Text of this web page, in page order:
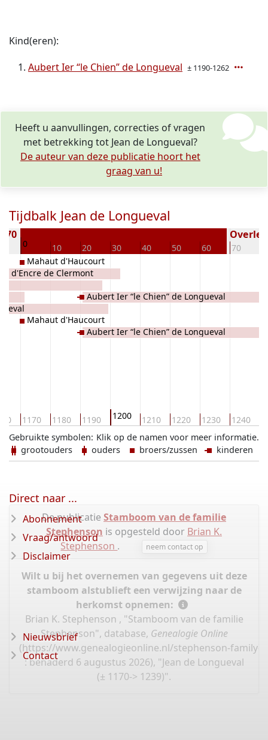
Kind(eren):
Aubert Ier “le Chien” de Longueval ± 1190-1262
Heeft u aanvullingen, correcties of vragen
met betrekking tot Jean de Longueval?
De auteur van deze publicatie hoort het
graag van u!
Tijdbalk Jean de Longueval
0 10 20 30 40 50 60 70
1170 1180 1190 1200 1210 1220 1230 1240
d'Encre de Clermont
Mahaut d'Haucourt
Mahaut d'Haucourt
Aubert Ier “le Chien” de Longueval
Aubert Ier “le Chien” de Longueval
Klik op de namen voor meer informatie.
Gebruikte symbolen:
grootouders
ouders broers/zussen kinderen
De publicatie Stamboom van de familie
Stephenson is opgesteld door Brian K.
Stephenson . neem contact op
Wilt u bij het overnemen van gegevens uit deze
stamboom alstublieft een verwijzing naar de
herkomst opnemen:
Brian K. Stephenson , "Stamboom van de familie
Stephenson", database, Genealogie Online
(https://www.genealogieonline.nl/stephenson-family-
: benaderd 6 augustus 2026), "Jean de Longueval
(± 1170-> 1239)".
Direct naar ...
Abonnement
Vraag/antwoord
Disclaimer
Nieuwsbrief
Contact